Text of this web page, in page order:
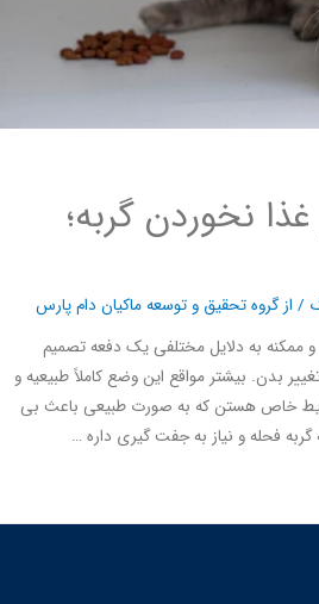
نخوردن گربه؛
گروه تحقیق و توسعه ماکیان دام پارس
به دلایل مختلفی یک دفعه تصمیم
بیشتر مواقع این وضع کاملاً طبیعیه و
هستن که به صورت طبیعی باعث بی
فحله و نیاز به جفت گیری داره …